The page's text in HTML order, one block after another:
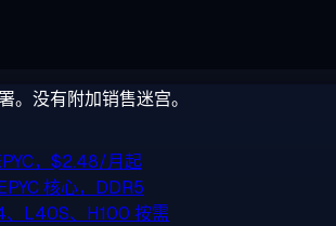
。没有附加销售迷宫。
，$2.48/月起
核心，DDR5
、L40S、H100 按需